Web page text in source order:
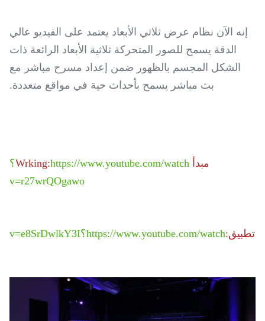
إنه الآن نظام عرض ثلاثي الأبعاد يعتمد على الفيديو عالي
الدقة يسمح للصور المتحركة ثلاثية الأبعاد الرائعة ذات
الشكل المجسم بالظهور ضمن إعداد مسرح مباشر مع
بث مباشر يسمح بأحداث حية في مواقع متعددة.
مبدأ Wrking:
https://www.youtube.com/watch؟
v=r27wrQOgawo
تطبيق:https://www.youtube.com/watch؟v=e8SrDwlkY3I